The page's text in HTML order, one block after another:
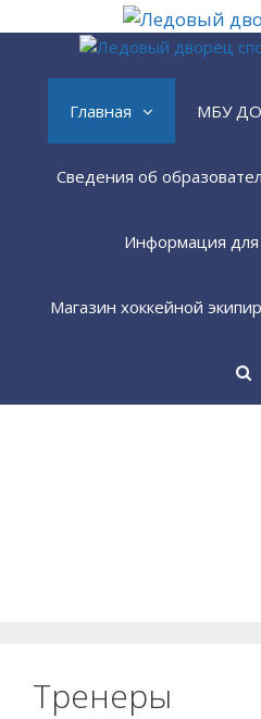
Перейти
Главная МБУ ДО
Сведения об
Информация для
Магазин хоккейной
Тренеры